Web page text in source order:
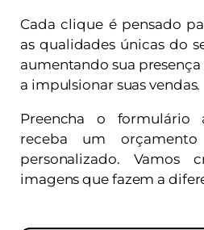
Cada clique é pensado
as qualidades únicas do
aumentando sua
a impulsionar suas vendas.
Preencha o
receba um
personalizado. Vamos
imagens que fazem a